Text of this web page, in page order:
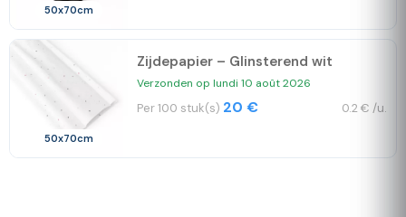
50x70cm
50x70cm
Zijdepapier – Glinsterend wit
Verzonden op lundi 10 août 2026
Per 100 stuk(s) 20 € 0.2 € /u.